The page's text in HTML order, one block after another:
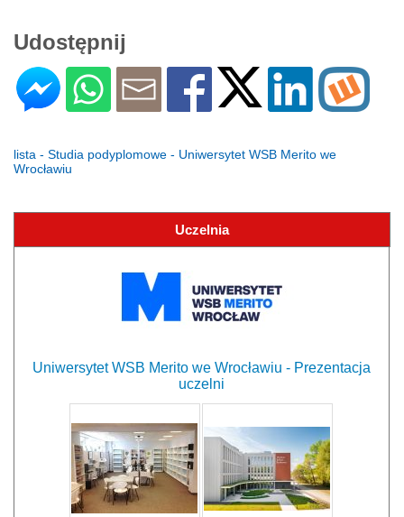
Udostępnij
lista - Studia podyplomowe - Uniwersytet WSB Merito we
Wrocławiu
Uczelnia
Uniwersytet WSB Merito we Wrocławiu - Prezentacja
uczelni